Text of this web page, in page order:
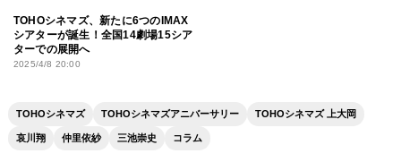
TOHOシネマズ、新たに6つのIMAX
シアターが誕生！全国14劇場15シア
ターでの展開へ
2025/4/8 20:00
TOHOシネマズ TOHOシネマズアニバーサリー TOHOシネマズ 上大岡
哀川翔 仲里依紗 三池崇史 コラム